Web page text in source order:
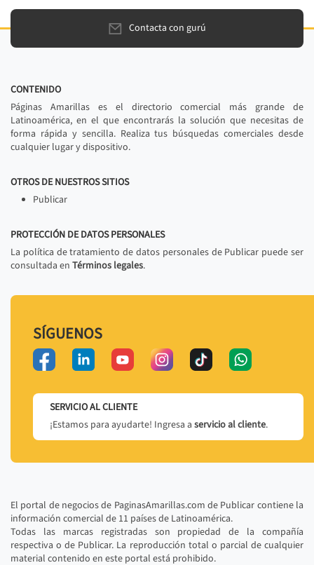
Contacta con gurú
CONTENIDO
Páginas Amarillas es el directorio comercial más grande de
Latinoamérica, en el que encontrarás la solución que necesitas de
forma rápida y sencilla. Realiza tus búsquedas comerciales desde
cualquier lugar y dispositivo.
OTROS DE NUESTROS SITIOS
Publicar
PROTECCIÓN DE DATOS PERSONALES
La política de tratamiento de datos personales de Publicar puede ser
consultada en Términos legales.
SÍGUENOS
SERVICIO AL CLIENTE
¡Estamos para ayudarte! Ingresa a servicio al cliente.
El portal de negocios de PaginasAmarillas.com de Publicar contiene la
información comercial de 11 países de Latinoamérica.
Todas las marcas registradas son propiedad de la compañía
respectiva o de Publicar. La reproducción total o parcial de cualquier
material contenido en este portal está prohibido.